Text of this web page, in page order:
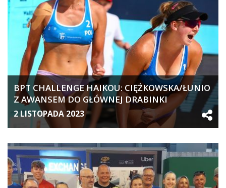
BPT CHALLENGE HAIKOU: CIĘŻKOWSKA/ŁUNIO
Z AWANSEM DO GŁÓWNEJ DRABINKI
2 LISTOPADA 2023